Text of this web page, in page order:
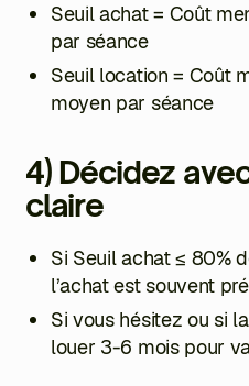
Seuil achat = Coût
par séance
Seuil location = Coût
moyen par séance
4) Décidez
claire
Si Seuil achat ≤ 80%
l’achat est souvent
Si vous hésitez ou si
louer 3-6 mois pour